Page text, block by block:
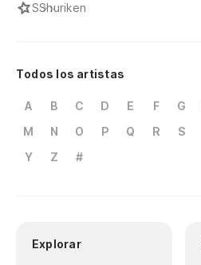
SShuriken
Todos los artistas
A B C D E F G
M
N O P Q R S
Y
Z #
Explorar